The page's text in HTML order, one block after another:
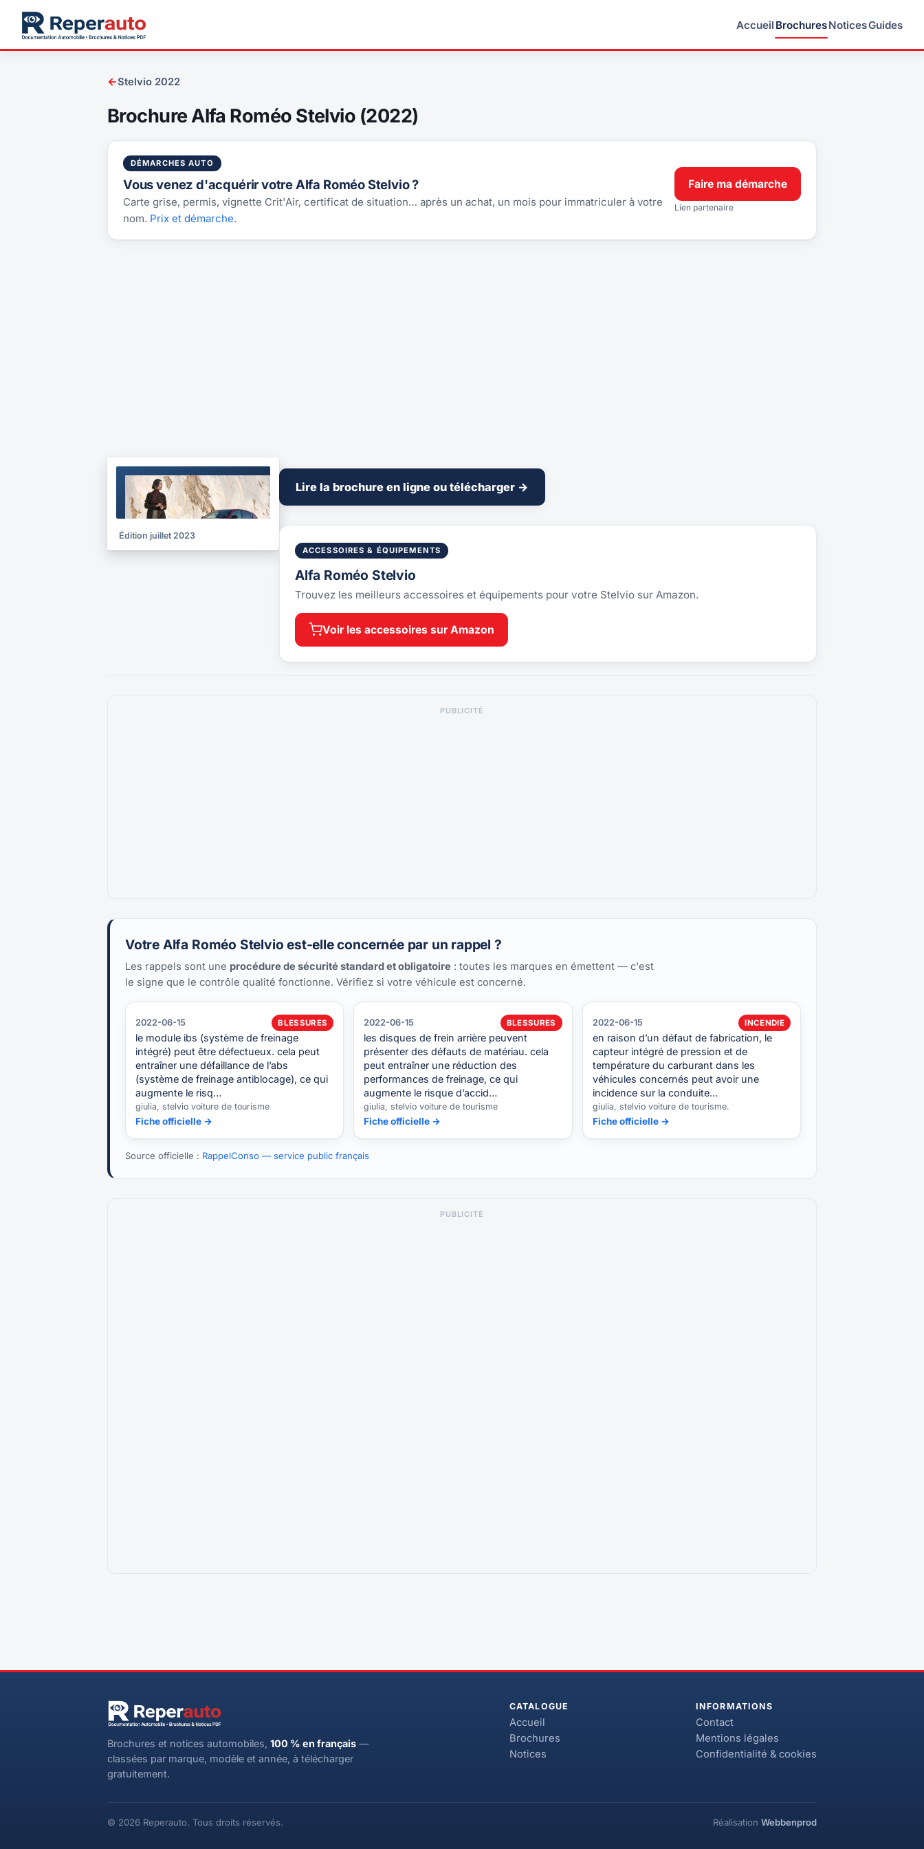
Accueil BrochuresNoticesGuides
←Stelvio 2022
Brochure Alfa Roméo Stelvio (2022)
DÉMARCHES AUTO
Vous venez d'acquérir votre Alfa Roméo Stelvio ?
Carte grise, permis, vignette Crit'Air, certificat de situation… après un achat, un mois pour immatriculer à votre
nom. Prix et démarche.
Faire ma démarche
Lien partenaire
BROCHURE
2023
Édition juillet 2023
Lire la brochure en ligne ou télécharger →
ACCESSOIRES & ÉQUIPEMENTS
Alfa Roméo Stelvio
Trouvez les meilleurs accessoires et équipements pour votre Stelvio sur Amazon.
Voir les accessoires sur Amazon
PUBLICITÉ
Votre Alfa Roméo Stelvio est-elle concernée par un rappel ?
Les rappels sont une procédure de sécurité standard et obligatoire : toutes les marques en émettent — c'est
le signe que le contrôle qualité fonctionne. Vérifiez si votre véhicule est concerné.
2022-06-15 BLESSURES
le module ibs (système de freinage
intégré) peut être défectueux. cela peut
entraîner une défaillance de l’abs
(système de freinage antiblocage), ce qui
augmente le risq…
giulia, stelvio voiture de tourisme
Fiche officielle →
2022-06-15 BLESSURES
les disques de frein arrière peuvent
présenter des défauts de matériau. cela
peut entraîner une réduction des
performances de freinage, ce qui
augmente le risque d’accid…
giulia, stelvio voiture de tourisme
Fiche officielle →
2022-06-15 INCENDIE
en raison d’un défaut de fabrication, le
capteur intégré de pression et de
température du carburant dans les
véhicules concernés peut avoir une
incidence sur la conduite…
giulia, stelvio voiture de tourisme.
Fiche officielle →
Source officielle : RappelConso — service public français
PUBLICITÉ
Brochures et notices automobiles, 100 % en français —
classées par marque, modèle et année, à télécharger
gratuitement.
CATALOGUE
Accueil
Brochures
Notices
INFORMATIONS
Contact
Mentions légales
Confidentialité & cookies
© 2026 Reperauto. Tous droits réservés. Réalisation Webbenprod